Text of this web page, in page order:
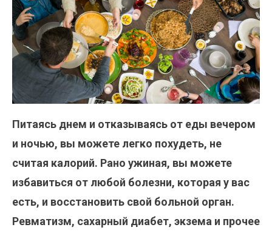
Питаясь днем и отказываясь от еды вечером
и ночью, вы можете легко похудеть, не
считая калорий. Рано ужиная, вы можете
избавиться от любой болезни, которая у вас
есть, и восстановить свой больной орган.
Ревматизм, сахарный диабет, экзема и прочее